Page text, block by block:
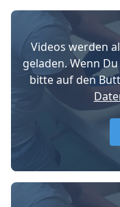
Videos werden
geladen. Wenn
bitte auf den